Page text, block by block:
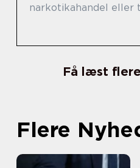
narkotikahandel eller
Få læst
Flere